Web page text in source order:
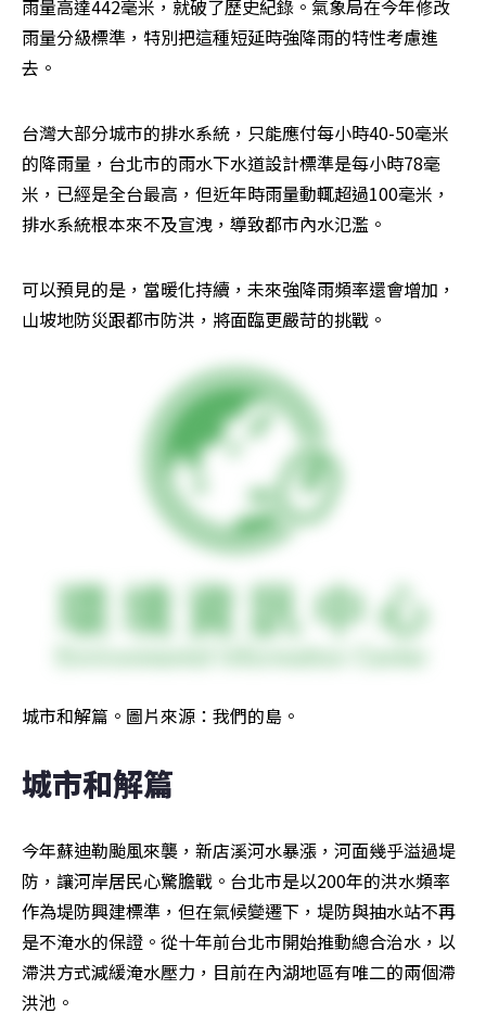
雨量高達442毫米，就破了歷史紀錄。氣象局在今年修改
雨量分級標準，特別把這種短延時強降雨的特性考慮進
去。
台灣大部分城市的排水系統，只能應付每小時40-50毫米
的降雨量，台北市的雨水下水道設計標準是每小時78毫
米，已經是全台最高，但近年時雨量動輒超過100毫米，
排水系統根本來不及宣洩，導致都市內水氾濫。
可以預見的是，當暖化持續，未來強降雨頻率還會增加，
山坡地防災跟都市防洪，將面臨更嚴苛的挑戰。
城市和解篇。圖片來源：我們的島。
城市和解篇
今年蘇迪勒颱風來襲，新店溪河水暴漲，河面幾乎溢過堤
防，讓河岸居民心驚膽戰。台北市是以200年的洪水頻率
作為堤防興建標準，但在氣候變遷下，堤防與抽水站不再
是不淹水的保證。從十年前台北市開始推動總合治水，以
滯洪方式減緩淹水壓力，目前在內湖地區有唯二的兩個滯
洪池。